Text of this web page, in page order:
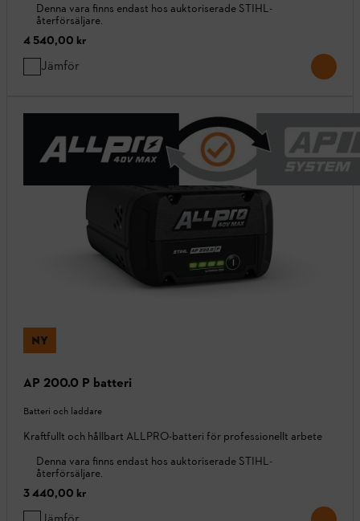
Denna vara finns endast hos auktoriserade STIHL-
återförsäljare.
4 540,00 kr
Jämför
NY
AP 200.0 P batteri
Batteri och laddare
Kraftfullt och hållbart ALLPRO-batteri för professionellt arbete
Denna vara finns endast hos auktoriserade STIHL-
återförsäljare.
3 440,00 kr